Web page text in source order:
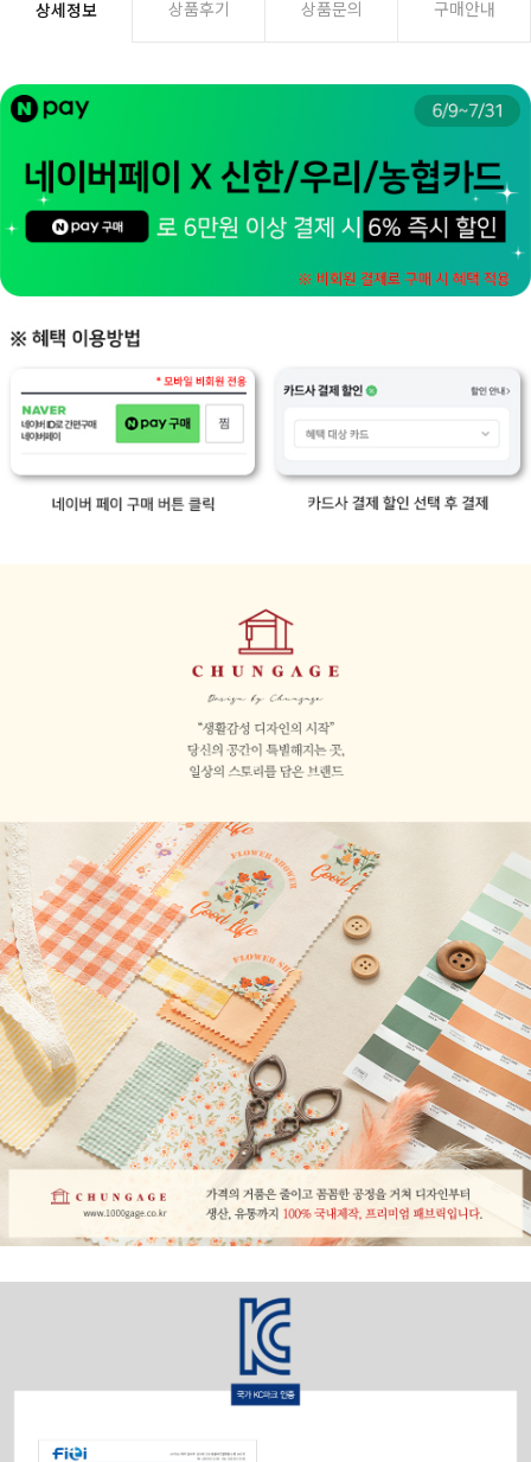
상세정보 상품후기 상품문의 구매안내